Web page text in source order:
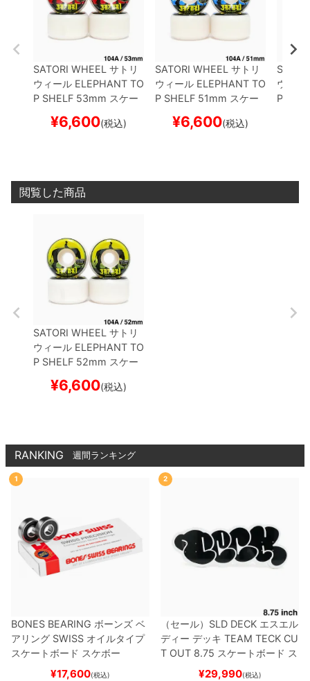
SATORI WHEEL サトリ
ウィール ELEPHANT TO
P SHELF 53mm スケー
¥6,600(税込)
SATORI WHEEL サトリ
ウィール ELEPHANT TO
P SHELF 51mm スケー
¥6,600(税込)
ウィー
P
閲覧した商品
SATORI WHEEL サトリ
ウィール ELEPHANT TO
P SHELF 52mm スケー
¥6,600(税込)
RANKING 週間ランキング
1
BONES BEARING ボーンズ ベ
アリング SWISS オイルタイプ
スケートボード スケボー
¥17,600(税込)
2
（セール） SLD DECK エスエル
ディー デッキ TEAM TECK CU
T OUT 8.75 スケートボード ス
¥29,990(税込)